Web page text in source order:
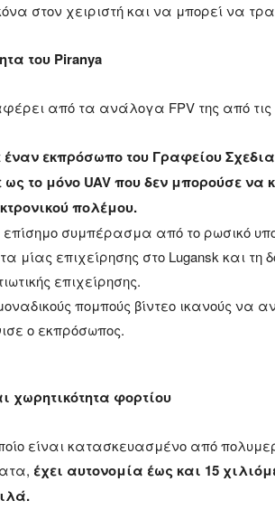
στον χειριστή και να μπορεί να
του Piranya
από τα ανάλογα FPV της από τις
εκπρόσωπο του Γραφείου
ως το μόνο UAV που δεν μπορούσε να
πολέμου.
συμπέρασμα από το ρωσικό
μίας επιχείρησης στο Lugansk και τη
επιχείρησης.
πομπούς βίντεο ικανούς να
ο εκπρόσωπος.
χωρητικότητα φορτίου
είναι κατασκευασμένο από
έχει αυτονομία έως και 15